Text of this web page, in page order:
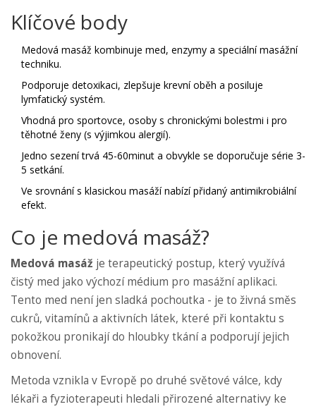
Klíčové body
Medová masáž kombinuje med, enzymy a speciální masážní
techniku.
Podporuje detoxikaci, zlepšuje krevní oběh a posiluje
lymfatický systém.
Vhodná pro sportovce, osoby s chronickými bolestmi i pro
těhotné ženy (s výjimkou alergií).
Jedno sezení trvá 45-60minut a obvykle se doporučuje série 3-
5 setkání.
Ve srovnání s klasickou masáží nabízí přidaný antimikrobiální
efekt.
Co je medová masáž?
Medová masáž je terapeutický postup, který využívá
čistý med jako výchozí médium pro masážní aplikaci.
Tento med není jen sladká pochoutka - je to živná směs
cukrů, vitamínů a aktivních látek, které při kontaktu s
pokožkou pronikají do hloubky tkání a podporují jejich
obnovení.
Metoda vznikla v Evropě po druhé světové válce, kdy
lékaři a fyzioterapeuti hledali přirozené alternativy ke